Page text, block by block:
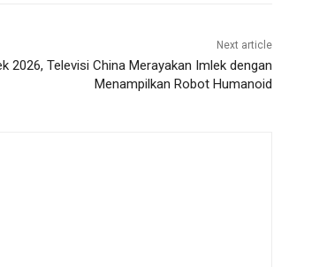
Next article
2026, Televisi China Merayakan Imlek dengan
Menampilkan Robot Humanoid